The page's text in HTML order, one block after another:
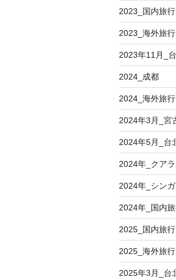
2023_国内旅行
2023_海外旅行
2023年11月_
2024_成都
2024_海外旅行
2024年3月_宮
2024年5月_台
2024年_クア
2024年_シン
2024年_国内
2025_国内旅行
2025_海外旅行
2025年3月_台